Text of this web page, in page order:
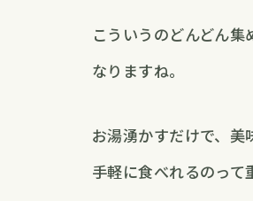
こういうのどんどん集
なりますね。
お湯湧かすだけで、美
手軽に食べれるのって